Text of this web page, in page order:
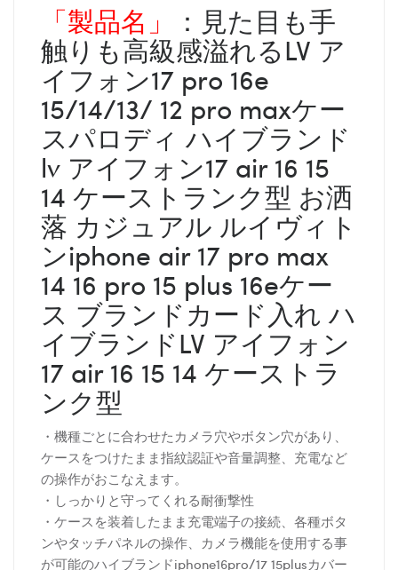
「製品名」 ：見た目も手
触りも高級感溢れるLV ア
イフォン17 pro 16e
15/14/13/ 12 pro maxケー
スパロディ ハイブランド
lv アイフォン17 air 16 15
14 ケーストランク型 お洒
落 カジュアル ルイヴィト
ンiphone air 17 pro max
14 16 pro 15 plus 16eケー
ス ブランドカード入れ ハ
イブランドLV アイフォン
17 air 16 15 14 ケーストラ
ンク型
・機種ごとに合わせたカメラ穴やボタン穴があり、
ケースをつけたまま指紋認証や音量調整、充電など
の操作がおこなえます。
・しっかりと守ってくれる耐衝撃性
・ケースを装着したまま充電端子の接続、各種ボタ
ンやタッチパネルの操作、カメラ機能を使用する事
が可能のハイブランドiphone16pro/17 15plusカバー